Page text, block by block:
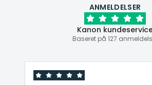
ANMELDELSER
Kanon
Baseret på 127